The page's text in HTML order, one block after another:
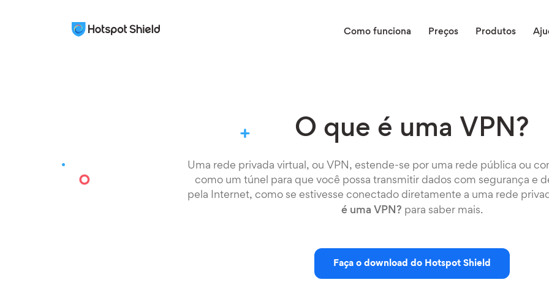
Como funciona Preços Produtos
O que é uma VPN?
Uma rede privada virtual, ou VPN, estende-se por uma rede pública ou
como um túnel para que você possa transmitir dados com segurança e
pela Internet, como se estivesse conectado diretamente a uma rede
é uma VPN? para saber mais.
Faça o download do Hotspot Shield